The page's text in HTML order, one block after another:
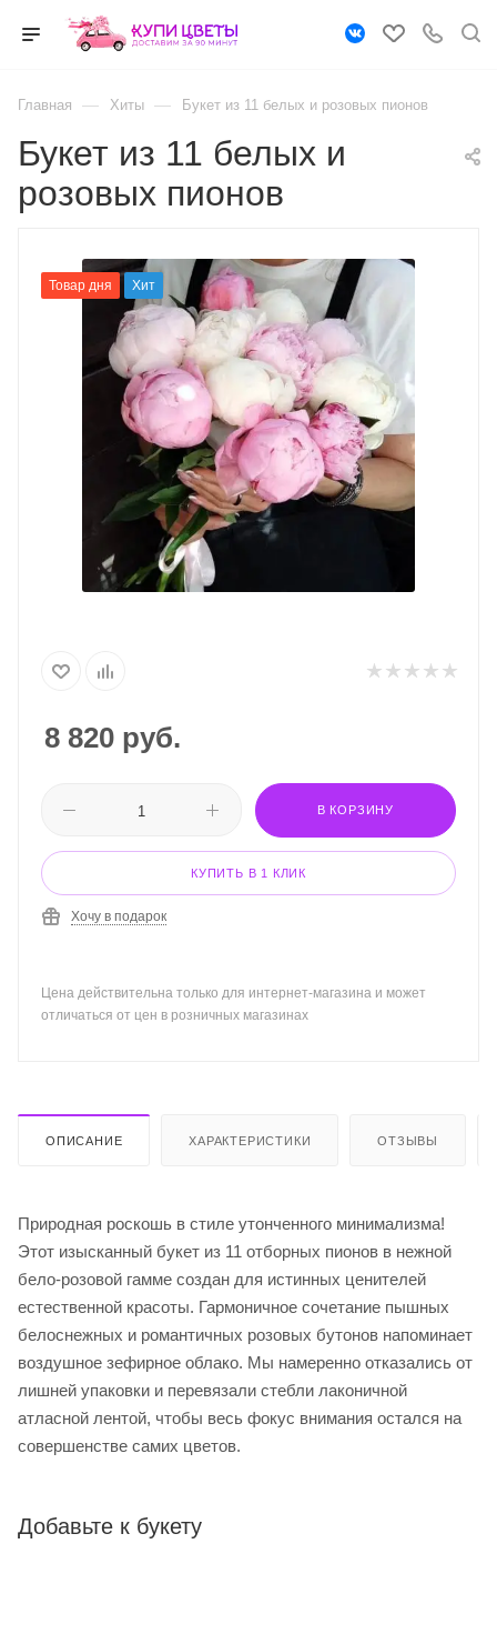
Главная — Хиты — Букет из 11 белых и розовых пионов
Букет из 11 белых и
розовых пионов
Товар дня Хит
8 820 руб.
В КОРЗИНУ
КУПИТЬ В 1 КЛИК
Хочу в подарок
Цена действительна только для интернет-магазина и может
отличаться от цен в розничных магазинах
ОПИСАНИЕ ХАРАКТЕРИСТИКИ ОТЗЫВЫ
Природная роскошь в стиле утонченного минимализма!
Этот изысканный букет из 11 отборных пионов в нежной
бело-розовой гамме создан для истинных ценителей
естественной красоты. Гармоничное сочетание пышных
белоснежных и романтичных розовых бутонов напоминает
воздушное зефирное облако. Мы намеренно отказались от
лишней упаковки и перевязали стебли лаконичной
атласной лентой, чтобы весь фокус внимания остался на
совершенстве самих цветов.
Добавьте к букету